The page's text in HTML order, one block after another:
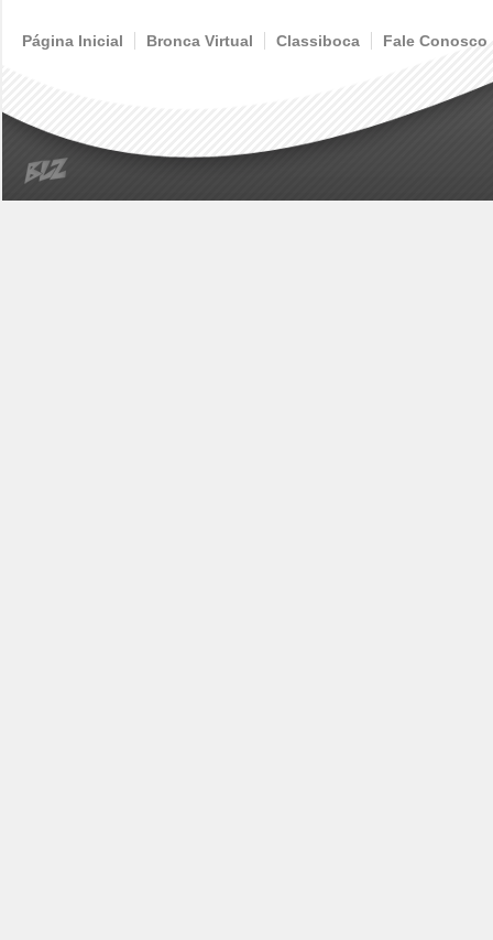
Página Inicial Bronca Virtual Classiboca Fale Conosco